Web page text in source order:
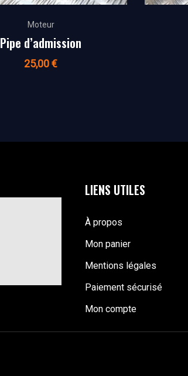
Moteur
Pipe d’admission
25,00€
LIENS UTILES
À propos
Mon panier
Mentions légales
Paiement sécurisé
Mon compte